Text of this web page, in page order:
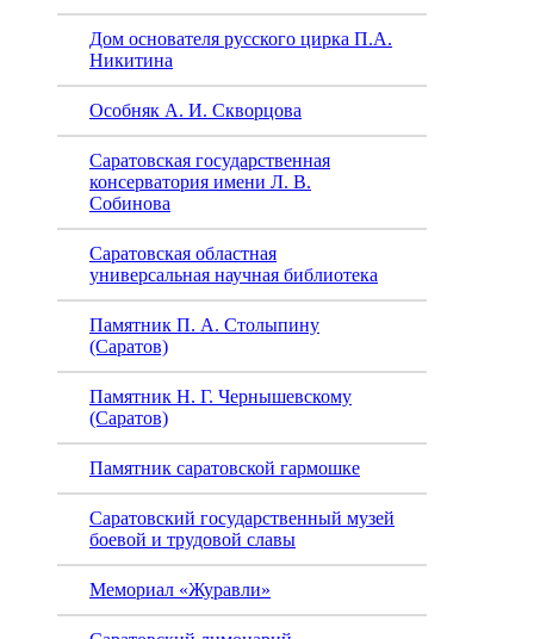
Дом основателя русского цирка П.А.
Никитина
Особняк А. И. Скворцова
Саратовская государственная
консерватория имени Л. В.
Собинова
Саратовская областная
универсальная научная библиотека
Памятник П. А. Столыпину
(Саратов)
Памятник Н. Г. Чернышевскому
(Саратов)
Памятник саратовской гармошке
Саратовский государственный музей
боевой и трудовой славы
Мемориал «Журавли»